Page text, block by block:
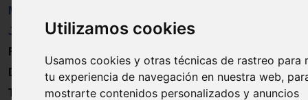
Utilizamos cookies
Usamos cookies y otras técnicas de rastreo para
tu experiencia de navegación en nuestra web,
mostrarte contenidos personalizados y anuncios
Material
Juguetes
Formación
Directorio
Trabajo